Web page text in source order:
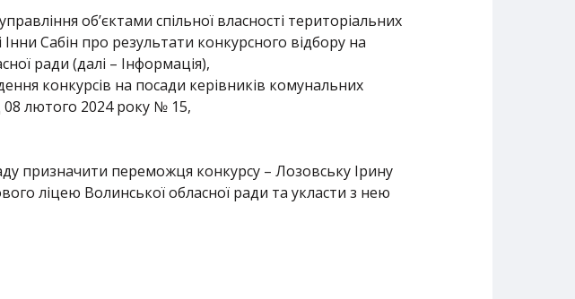
об’єктами спільної власності територіальних
Сабін про результати конкурсного відбору на
ради (далі – Інформація),
конкурсів на посади керівників комунальних
08 лютого 2024 року № 15,
призначити переможця конкурсу – Лозовську Ірину
ліцею Волинської обласної ради та укласти з нею